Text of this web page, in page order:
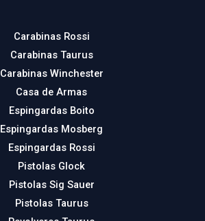
Carabinas Rossi
Carabinas Taurus
Carabinas Winchester
Casa de Armas
Espingardas Boito
Espingardas Mosberg
Espingardas Rossi
Pistolas Glock
Pistolas Sig Sauer
Pistolas Taurus